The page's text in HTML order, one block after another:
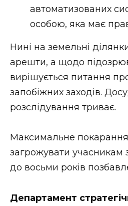
автоматизованих
особою, яка має
Нині на земельні
арешти, а щодо
вирішується питання
запобіжних заходів.
розслідування триває.
Максимальне
загрожувати учасникам
до восьми років
Департамент